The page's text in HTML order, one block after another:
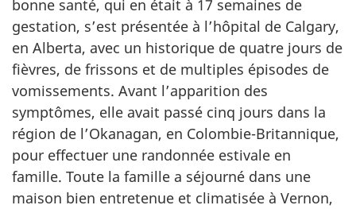
bonne santé, qui en était à 17 semaines de
gestation, s’est présentée à l’hôpital de Calgary,
en Alberta, avec un historique de quatre jours de
fièvres, de frissons et de multiples épisodes de
vomissements. Avant l’apparition des
symptômes, elle avait passé cinq jours dans la
région de l’Okanagan, en Colombie-Britannique,
pour effectuer une randonnée estivale en
famille. Toute la famille a séjourné dans une
maison bien entretenue et climatisée à Vernon,